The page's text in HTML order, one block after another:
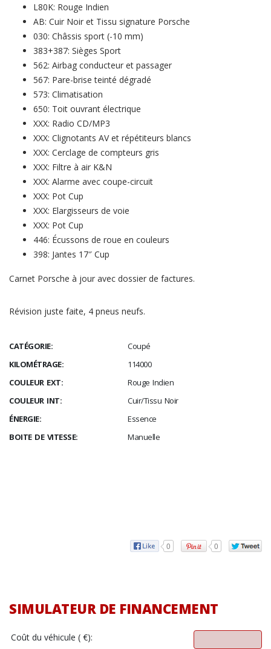
L80K: Rouge Indien
AB: Cuir Noir et Tissu signature Porsche
030: Châssis sport (-10 mm)
383+387: Sièges Sport
562: Airbag conducteur et passager
567: Pare-brise teinté dégradé
573: Climatisation
650: Toit ouvrant électrique
XXX: Radio CD/MP3
XXX: Clignotants AV et répétiteurs blancs
XXX: Cerclage de compteurs gris
XXX: Filtre à air K&N
XXX: Alarme avec coupe-circuit
XXX: Pot Cup
XXX: Elargisseurs de voie
XXX: Pot Cup
446: Écussons de roue en couleurs
398: Jantes 17″ Cup
Carnet Porsche à jour avec dossier de factures.
Révision juste faite, 4 pneus neufs.
CATÉGORIE:
Coupé
KILOMÉTRAGE:
114000
COULEUR EXT:
Rouge Indien
COULEUR INT:
Cuir/Tissu Noir
ÉNERGIE:
Essence
BOITE DE VITESSE:
Manuelle
0 0
SIMULATEUR DE FINANCEMENT
Coût du véhicule ( €):